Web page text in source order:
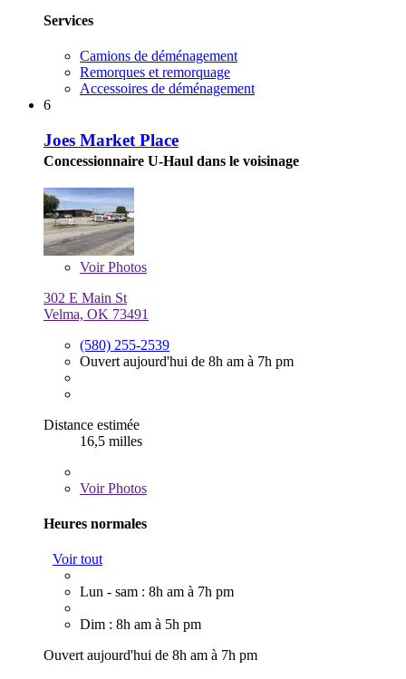
Services
Camions de déménagement
Remorques et remorquage
Accessoires de déménagement
6
Joes Market Place
Concessionnaire U-Haul dans le voisinage
VoirPhotos
302 E Main St
Velma, OK 73491
(580) 255-2539
Ouvert aujourd'hui de 8h am à 7h pm
Distance estimée
16,5 milles
VoirPhotos
Heures normales
Voir tout
Lun - sam : 8h am à 7h pm
Dim : 8h am à 5h pm
Ouvert aujourd'hui de 8h am à 7h pm